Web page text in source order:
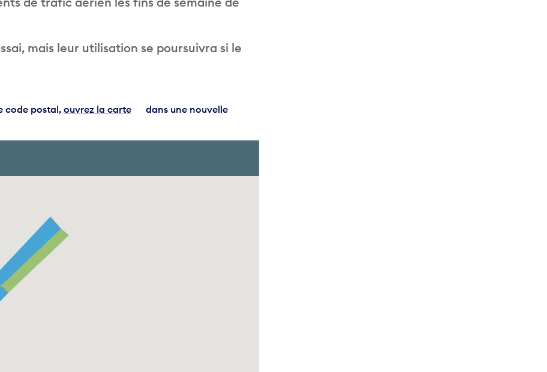
mais leur utilisation se poursuivra si le
code postal, ouvrez la carte
dans une nouvelle